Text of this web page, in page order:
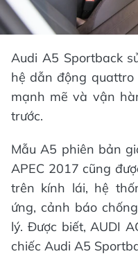
Audi A5 Sportback
hệ dẫn động quattro
mạnh mẽ và vận
trước.
Mẫu A5 phiên bản
APEC 2017 cũng
trên kính lái, hệ
ứng, cảnh báo
lý. Được biết, AUDI
chiếc Audi A5